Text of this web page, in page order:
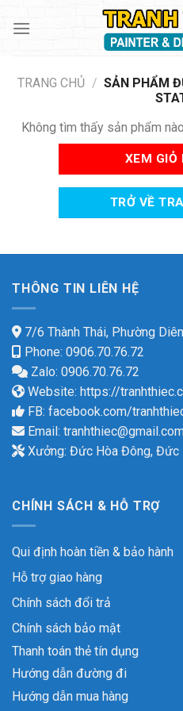
TRANG CHỦ / SẢN PHẨM
Không tìm thấy sản phẩm
XEM GIỎ
TRỞ VỀ
THÔNG TIN LIÊN HỆ
7/6 Thành Thái, Phường
Phone: 0906.70.76.72
Zalo: 0906.70.76.72
Website: https://
FB: facebook.com/
Email:
Xưởng: Đức Hòa Đông, Đức
CHÍNH SÁCH & HỖ TRỢ
Qui định hoàn tiền & bảo hành
Hỗ trợ giao hàng
Chính sách đổi trả
Chính sách bảo mật
Thanh toán thẻ tín dụng
Hướng dẫn đường đi
Hướng dẫn mua hàng